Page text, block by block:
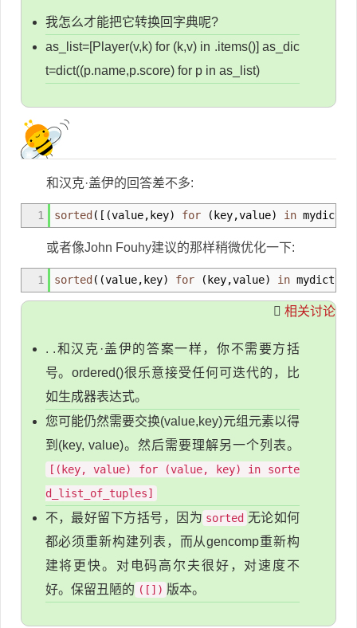
我怎么才能把它转换回字典呢?
as_list=[Player(v,k) for (k,v) in .items()] as_dic
t=dict((p.name,p.score) for p in as_list)
和汉克·盖伊的回答差不多:
1 sorted ( [ (value, key) for ( key,value) in mydict.
或者像John Fouhy建议的那样稍微优化一下:
1 sorted ( (value, key) for ( key,value) in mydict.
相关讨论
. .和汉克·盖伊的答案一样，你不需要方括
号。ordered()很乐意接受任何可迭代的，比
如生成器表达式。
您可能仍然需要交换(value,key)元组元素以得
到(key, value)。然后需要理解另一个列表。
[(key, value) for (value, key) in sorte
d_list_of_tuples]
不，最好留下方括号，因为 sorted 无论如何
都必须重新构建列表，而从gencomp重新构
建将更快。对电码高尔夫很好，对速度不
好。保留丑陋的 ([]) 版本。